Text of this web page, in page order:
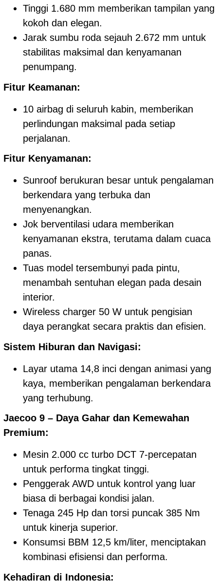
Tinggi 1.680 mm memberikan tampilan yang
kokoh dan elegan.
Jarak sumbu roda sejauh 2.672 mm untuk
stabilitas maksimal dan kenyamanan
penumpang.
Fitur Keamanan:
10 airbag di seluruh kabin, memberikan
perlindungan maksimal pada setiap
perjalanan.
Fitur Kenyamanan:
Sunroof berukuran besar untuk pengalaman
berkendara yang terbuka dan
menyenangkan.
Jok berventilasi udara memberikan
kenyamanan ekstra, terutama dalam cuaca
panas.
Tuas model tersembunyi pada pintu,
menambah sentuhan elegan pada desain
interior.
Wireless charger 50 W untuk pengisian
daya perangkat secara praktis dan efisien.
Sistem Hiburan dan Navigasi:
Layar utama 14,8 inci dengan animasi yang
kaya, memberikan pengalaman berkendara
yang terhubung.
Jaecoo 9 – Daya Gahar dan Kemewahan
Premium:
Mesin 2.000 cc turbo DCT 7-percepatan
untuk performa tingkat tinggi.
Penggerak AWD untuk kontrol yang luar
biasa di berbagai kondisi jalan.
Tenaga 245 Hp dan torsi puncak 385 Nm
untuk kinerja superior.
Konsumsi BBM 12,5 km/liter, menciptakan
kombinasi efisiensi dan performa.
Kehadiran di Indonesia: